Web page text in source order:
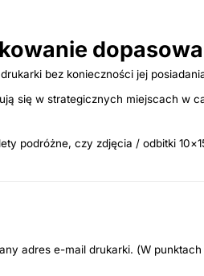
bez konieczności jej
się w strategicznych miejscach w
podróżne, czy zdjęcia / odbitki
adres e-mail drukarki. (W